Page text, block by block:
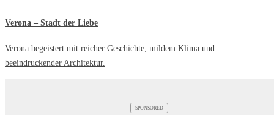
Verona – Stadt der Liebe
Verona begeistert mit reicher Geschichte, mildem Klima und
beeindruckender Architektur.
SPONSORED